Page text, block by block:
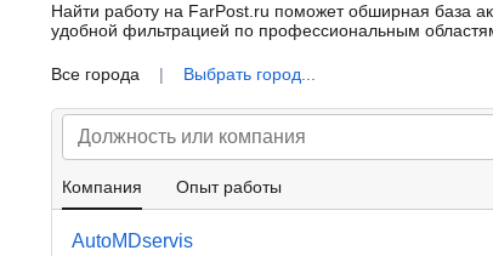
Найти работу на FarPost.ru поможет обширная база
удобной фильтрацией по профессиональным
Все города
| Выбрать город...
Компания Опыт работы
AutoMDservis